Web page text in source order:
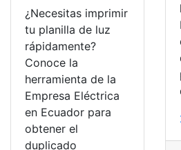
¿Necesitas imprimir
tu planilla de luz
rápidamente?
Conoce la
herramienta de la
Empresa Eléctrica
en Ecuador para
obtener el
duplicado